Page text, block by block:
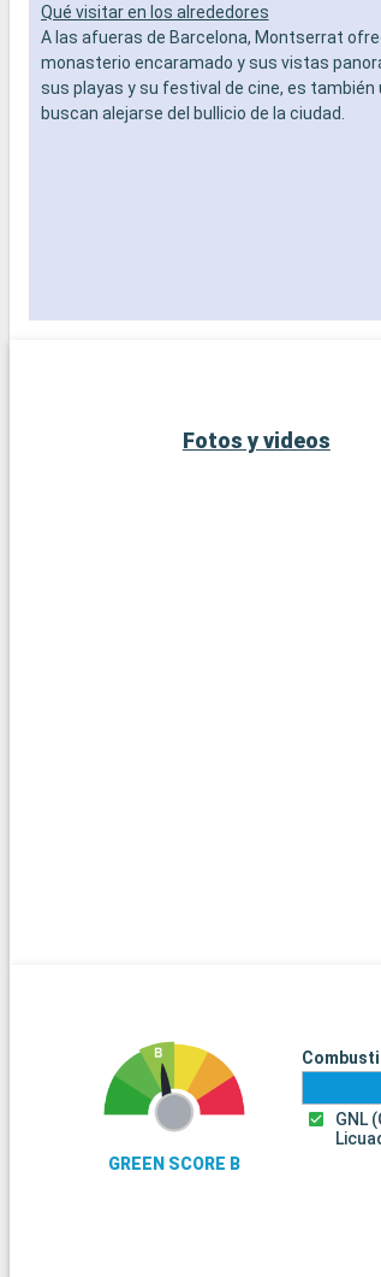
Qué visitar en los alrededores
A las afueras de Barcelona, Montserrat
monasterio encaramado y sus vistas
sus playas y su festival de cine, es
buscan alejarse del bullicio de la ciudad.
Fotos y videos
GREEN SCORE B
GNL